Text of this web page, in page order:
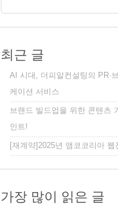
최근 글
AI 시대, 더피알컨설팅의 PR·
케이션 서비스
브랜드 빌드업을 위한 콘텐츠
인트!
[재계약]2025년 앰코코리아 웹
가장 많이 읽은 글